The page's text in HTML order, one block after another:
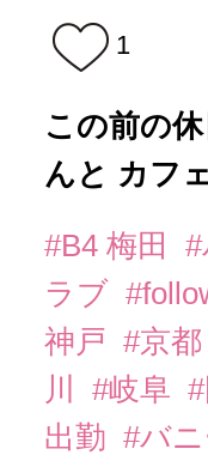
1
この前の
んと カフ
#B4 梅田
ラブ
神戸 #京都
川
#岐阜
出勤 #バ